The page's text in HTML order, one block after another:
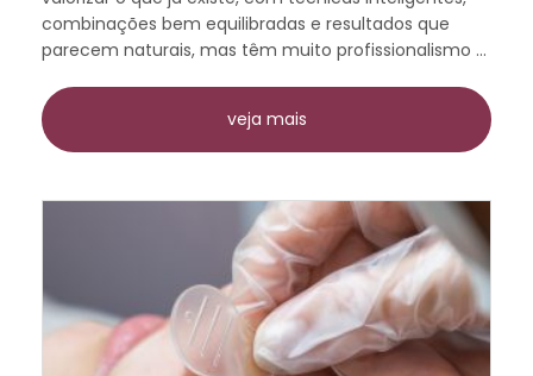
combinações bem equilibradas e resultados que
parecem naturais, mas têm muito profissionalismo ...
veja mais